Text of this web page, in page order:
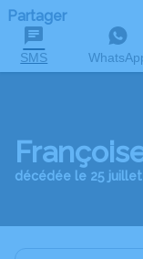
Partager
SMS
décédée le 25